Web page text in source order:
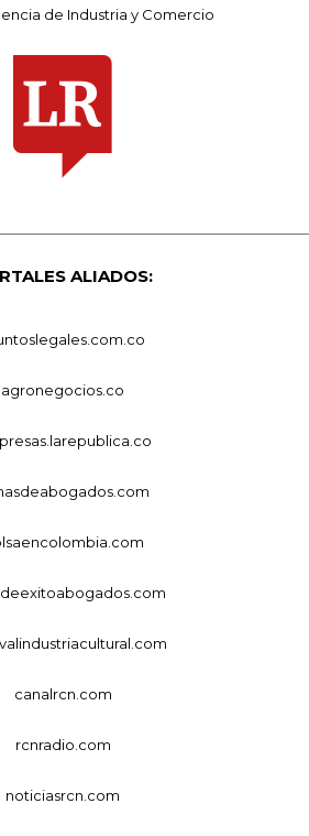
de Industria y Comercio
ALIADOS:
agronegocios.co
canalrcn.com
rcnradio.com
noticiasrcn.com